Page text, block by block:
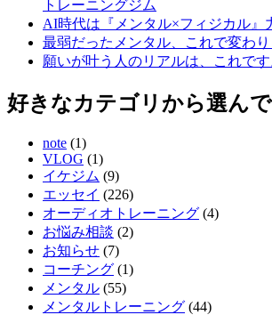
トレーニングジム
AI時代は『メンタル×フィジカル』
最弱だったメンタル、これで変わり
願いが叶う人のリアルは、これです
好きなカテゴリから選ん
note (1)
VLOG (1)
イケジム (9)
エッセイ (226)
オーディオトレーニング (4)
お悩み相談 (2)
お知らせ (7)
コーチング (1)
メンタル (55)
メンタルトレーニング (44)